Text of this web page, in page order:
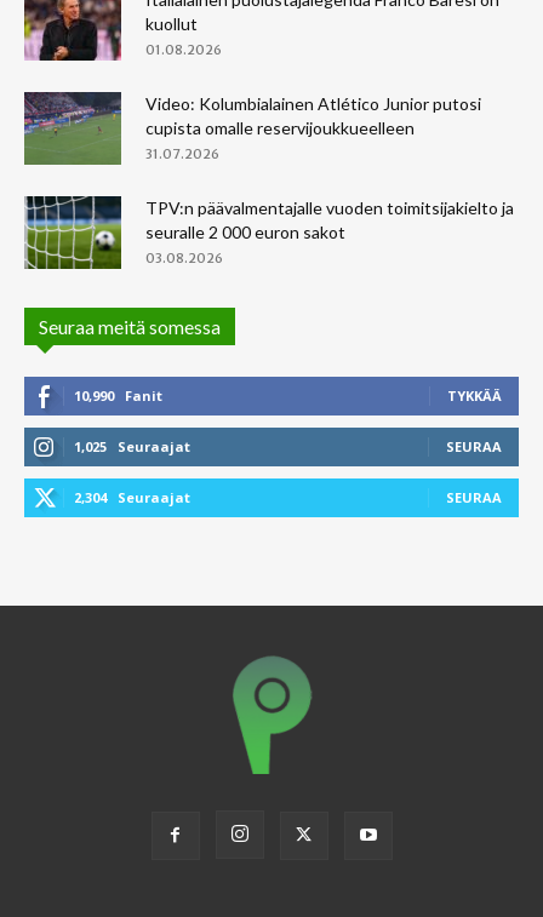
kuollut
01.08.2026
Video: Kolumbialainen Atlético Junior putosi
cupista omalle reservijoukkueelleen
31.07.2026
TPV:n päävalmentajalle vuoden toimitsijakielto ja
seuralle 2 000 euron sakot
03.08.2026
Seuraa meitä somessa
10,990 Fanit TYKKÄÄ
1,025 Seuraajat SEURAA
2,304 Seuraajat SEURAA